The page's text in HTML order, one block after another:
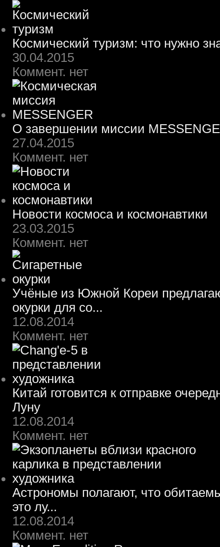
Космический туризм: что нужно
30.04.2015
Коммент. нет
О завершении миссии
27.04.2015
Коммент. нет
Новости космоса и космонавтики
23.03.2015
Коммент. нет
Учёные из Южной Кореи
окурки для со...
12.08.2014
Коммент. нет
Китай готовится к отправке
Луну
12.08.2014
Коммент. нет
Астрономы полагают, что
это лу...
12.08.2014
Коммент. нет